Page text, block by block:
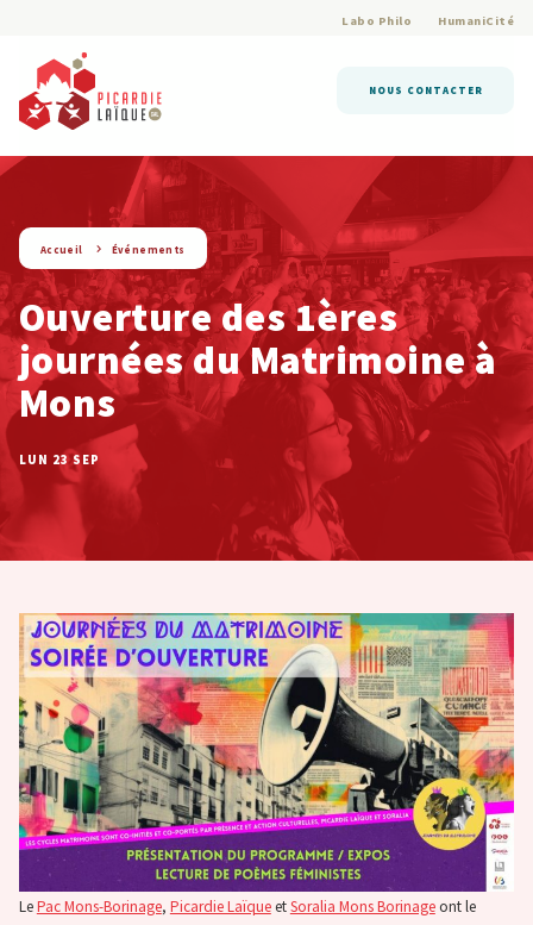
Labo Philo HumaniCité
NOUS CONTACTER
string(9) « evenement »
Accueil Événements
Ouverture des 1ères
journées du Matrimoine à
Mons
LUN 23 SEP
LePac Mons-Borinage, Picardie LaïqueetSoralia Mons Borinageont le